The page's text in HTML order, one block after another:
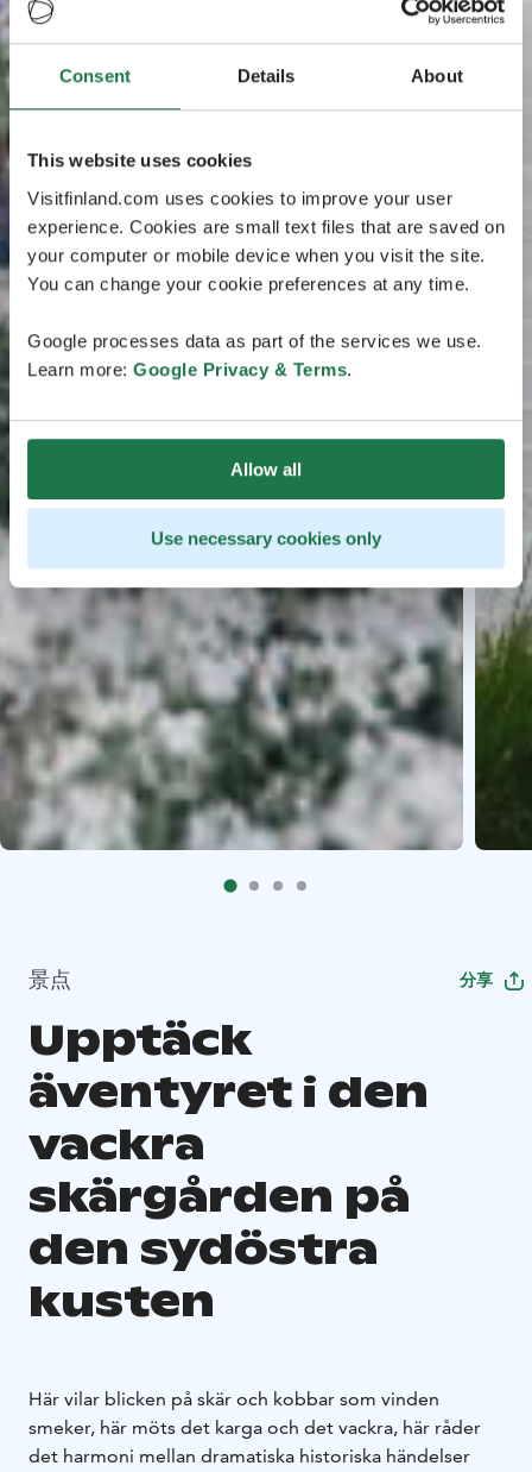
Consent Details About
This website uses cookies
Visitfinland.com uses cookies to improve your user
experience. Cookies are small text files that are saved on
your computer or mobile device when you visit the site.
You can change your cookie preferences at any time.
Google processes data as part of the services we use.
Learn more: Google Privacy & Terms.
Allow all
Use necessary cookies only
景点 分享
Upptäck
äventyret i den
vackra
skärgården på
den sydöstra
kusten
Här vilar blicken på skär och kobbar som vinden
smeker, här möts det karga och det vackra, här råder
det harmoni mellan dramatiska historiska händelser